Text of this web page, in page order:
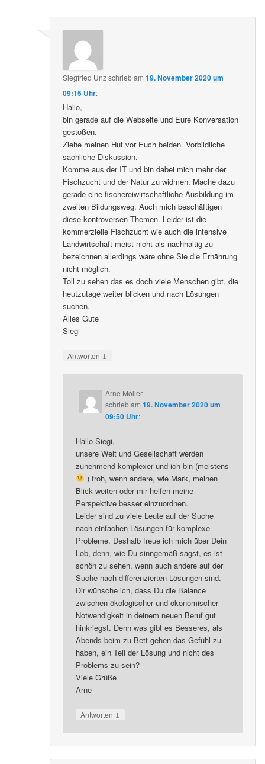
Siegfried Unzschriebam19. November 2020 um
09:15 Uhr:
Hallo,
bin gerade auf die Webseite und Eure Konversation
gestoßen.
Ziehe meinen Hut vor Euch beiden. Vorbildliche
sachliche Diskussion.
Komme aus der IT und bin dabei mich mehr der
Fischzucht und der Natur zu widmen. Mache dazu
gerade eine fischereiwirtschaftliche Ausbildung im
zweiten Bildungsweg. Auch mich beschäftigen
diese kontroversen Themen. Leider ist die
kommerzielle Fischzucht wie auch die intensive
Landwirtschaft meist nicht als nachhaltig zu
bezeichnen allerdings wäre ohne Sie die Ernährung
nicht möglich.
Toll zu sehen das es doch viele Menschen gibt, die
heutzutage weiter blicken und nach Lösungen
suchen.
Alles Gute
Siegi
Antworten ↓
Arne Möller
schriebam19. November 2020 um
09:50 Uhr:
Hallo Siegi,
unsere Welt und Gesellschaft werden
zunehmend komplexer und ich bin (meistens
) froh, wenn andere, wie Mark, meinen
Blick weiten oder mir helfen meine
Perspektive besser einzuordnen.
Leider sind zu viele Leute auf der Suche
nach einfachen Lösungen für komplexe
Probleme. Deshalb freue ich mich über Dein
Lob, denn, wie Du sinngemäß sagst, es ist
schön zu sehen, wenn auch andere auf der
Suche nach differenzierten Lösungen sind.
Dir wünsche ich, dass Du die Balance
zwischen ökologischer und ökonomischer
Notwendigkeit in deinem neuen Beruf gut
hinkriegst. Denn was gibt es Besseres, als
Abends beim zu Bett gehen das Gefühl zu
haben, ein Teil der Lösung und nicht des
Problems zu sein?
Viele Grüße
Arne
Antworten ↓